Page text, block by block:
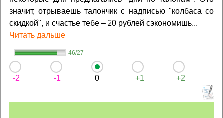
значит, отрываешь талончик с надписью "колбаса со
скидкой", и счастье тебе – 20 рублей сэкономишь...
Читать дальше
46/27
-2 -1 0 +1 +2